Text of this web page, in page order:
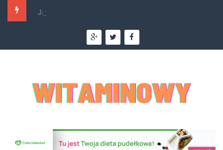
Jakie nowości w cateringu dietetycznym czekają...